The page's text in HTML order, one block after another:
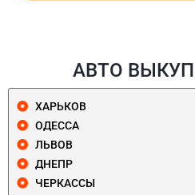
АВТО
ХАРЬКОВ
ОДЕССА
ЛЬВОВ
ДНЕПР
ЧЕРКАССЫ